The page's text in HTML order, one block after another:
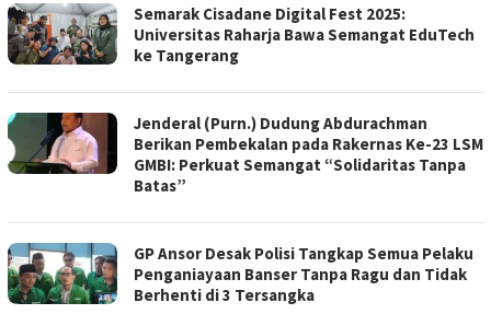
Semarak Cisadane Digital Fest 2025:
Universitas Raharja Bawa Semangat EduTech
ke Tangerang
Jenderal (Purn.) Dudung Abdurachman
Berikan Pembekalan pada Rakernas Ke-23 LSM
GMBI: Perkuat Semangat “Solidaritas Tanpa
Batas”
GP Ansor Desak Polisi Tangkap Semua Pelaku
Penganiayaan Banser Tanpa Ragu dan Tidak
Berhenti di 3 Tersangka